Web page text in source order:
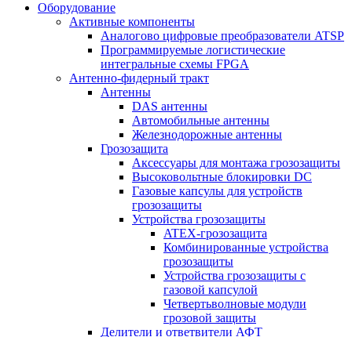
Оборудование
Активные компоненты
Аналогово цифровые преобразователи ATSP
Программируемые логистические
интегральные схемы FPGA
Антенно-фидерный тракт
Антенны
DAS антенны
Автомобильные антенны
Железнодорожные антенны
Грозозащита
Аксессуары для монтажа грозозащиты
Высоковольтные блокировки DC
Газовые капсулы для устройств
грозозащиты
Устройства грозозащиты
ATEX-грозозащита
Комбинированные устройства
грозозащиты
Устройства грозозащиты с
газовой капсулой
Четвертьволновые модули
грозовой защиты
Делители и ответвители АФТ